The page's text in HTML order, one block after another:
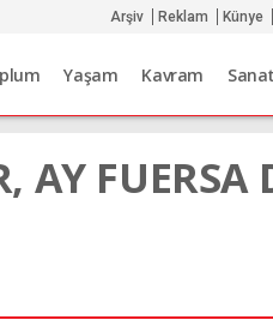
Arşiv Reklam Künye
Yaşam Kavram Sanat
AY FUERSA